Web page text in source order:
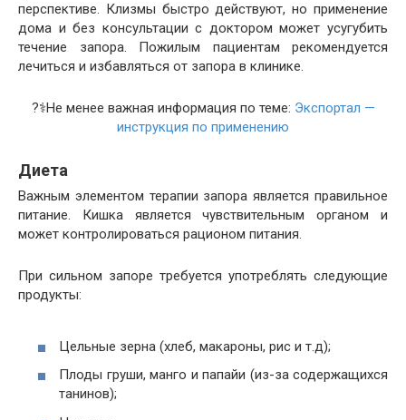
перспективе. Клизмы быстро действуют, но применение
дома и без консультации с доктором может усугубить
течение запора. Пожилым пациентам рекомендуется
лечиться и избавляться от запора в клинике.
?‍⚕️Не менее важная информация по теме: Экспортал —
инструкция по применению
Диета
Важным элементом терапии запора является правильное
питание. Кишка является чувствительным органом и
может контролироваться рационом питания.
При сильном запоре требуется употреблять следующие
продукты:
Цельные зерна (хлеб, макароны, рис и т.д);
Плоды груши, манго и папайи (из-за содержащихся
танинов);